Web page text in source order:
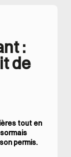
:
de
tout en
permis.